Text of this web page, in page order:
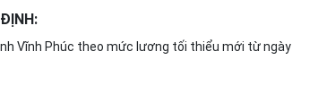
Vĩnh Phúc theo mức lương tối thiểu mới từ ngày